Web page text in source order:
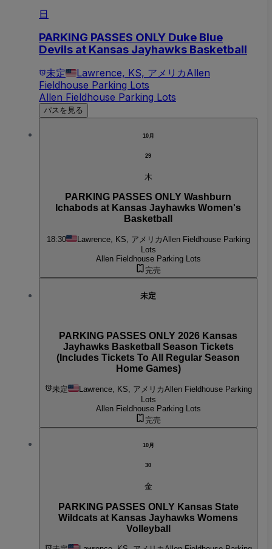
日
PARKING PASSES ONLY Duke Blue
Devils at Kansas Jayhawks Basketball
未定 Lawrence, KS, アメリカAllen
Fieldhouse Parking Lots
Allen Fieldhouse Parking Lots
パスを見る
10月
29
木
PARKING PASSES ONLY Washburn
Ichabods at Kansas Jayhawks Women's
Basketball
18:30 Lawrence, KS, アメリカAllen Fieldhouse Parking
Lots
Allen Fieldhouse Parking Lots
完売
未定
PARKING PASSES ONLY 2026 Kansas
Jayhawks Basketball Season Tickets
(Includes Tickets To All Regular Season
Home Games)
未定 Lawrence, KS, アメリカAllen Fieldhouse Parking
Lots
Allen Fieldhouse Parking Lots
完売
10月
30
金
PARKING PASSES ONLY Kansas State
Wildcats at Kansas Jayhawks Womens
Volleyball